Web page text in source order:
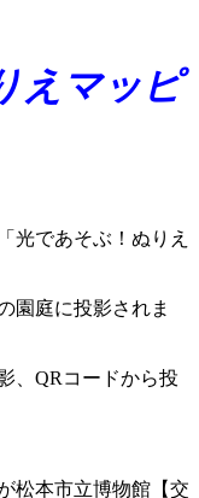
えマッピ
光であそぶ！ぬりえ
園庭に投影されま
、QRコードから投
松本市立博物館【交